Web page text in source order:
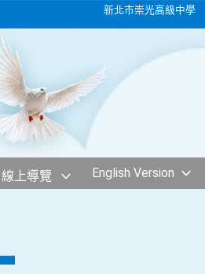
新北市崇光高級中學
線上導覽 English Version